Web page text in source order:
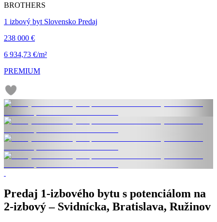
BROTHERS
1 izbový byt Slovensko Predaj
238 000 €
6 934,73 €/m²
PREMIUM
Predaj 1-izbového bytu s potenciálom na
2-izbový – Svidnícka, Bratislava, Ružinov